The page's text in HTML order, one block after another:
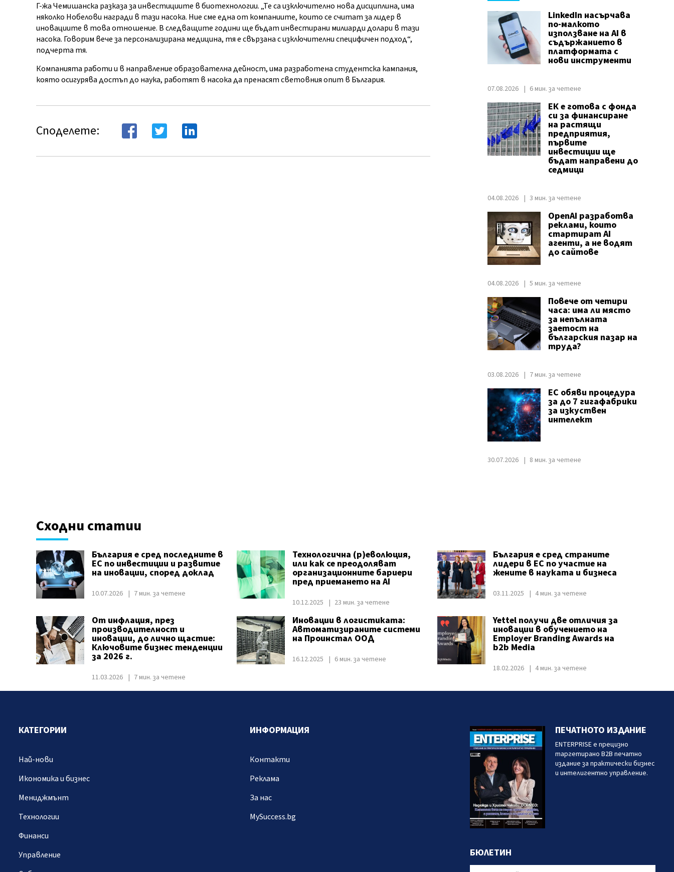
Г-жа Чемишанска разказа за инвестициите в биотехнологии. „Те са изключително нова дисциплина, има
няколко Нобелови награди в тази насока. Ние сме една от компаниите, които се считат за лидер в
иновациите в това отношение. В следващите години ще бъдат инвестирани милиарди долари в тази
насока. Говорим вече за персонализирана медицина, тя е свързана с изключителни специфичен подход“,
подчерта тя.
Компанията работи и в направление образователна дейност, има разработена студентска кампания,
която осигурява достъп до наука, работят в насока да пренасят световния опит в България.
Споделете:
LinkedIn насърчава
по-малкото
използване на AI в
съдържанието в
платформата с
нови инструменти
07.08.2026 6 мин. за четене
ЕК е готова с фонда
си за финансиране
на растящи
предприятия,
първите
инвестиции ще
бъдат направени до
седмици
04.08.2026 3 мин. за четене
OpenAI разработва
реклами, които
стартират AI
агенти, а не водят
до сайтове
04.08.2026 5 мин. за четене
Повече от четири
часа: има ли място
за непълната
заетост на
българския пазар на
труда?
03.08.2026 7 мин. за четене
ЕС обяви процедура
за до 7 гигафабрики
за изкуствен
интелект
30.07.2026 8 мин. за четене
Сходни статии
България е сред последните в
ЕС по инвестиции и развитие
на иновации, според доклад
10.07.2026 7 мин. за четене
Технологична (р)еволюция,
или как се преодоляват
организационните бариери
пред приемането на AI
10.12.2025 23 мин. за четене
България е сред страните
лидери в ЕС по участие на
жените в науката и бизнеса
03.11.2025 4 мин. за четене
От инфлация, през
производителност и
иновации, до лично щастие:
Ключовите бизнес тенденции
за 2026 г.
11.03.2026 7 мин. за четене
Иновации в логистиката:
Автоматизираните системи
на Проинстал ООД
16.12.2025 6 мин. за четене
Yettel получи две отличия за
иновации в обучението на
Employer Branding Awards на
b2b Media
18.02.2026 4 мин. за четене
КАТЕГОРИИ
Най-нови
Икономика и бизнес
Мениджмънт
Технологии
Финанси
Управление
ИНФОРМАЦИЯ
Контакти
Реклама
За нас
MySuccess.bg
ПЕЧАТНОТО ИЗДАНИЕ
ENTERPRISE е прецизно
таргетирано B2B печатно
издание за практически бизнес
и интелигентно управление.
БЮЛЕТИН